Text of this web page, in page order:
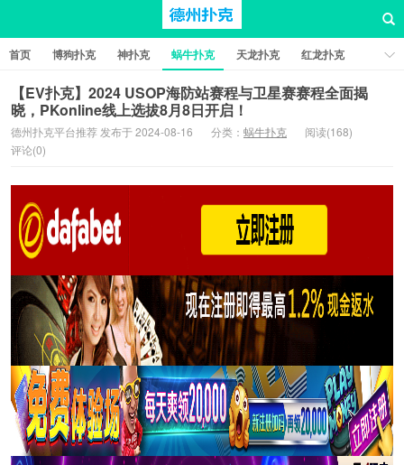
首页 博狗扑克 神扑克 蜗牛扑克 天龙扑克
红龙扑克
新葡京棋牌
红星扑克 扑克之星 比特币扑克
【EV扑克】2024 USOP海防站赛程与卫星赛赛程全面揭
晓，PKonline线上选拔8月8日开启！
德州扑克平台推荐 发布于 2024-08-16 分类： 蜗牛扑克
阅读(168)
评论(0)